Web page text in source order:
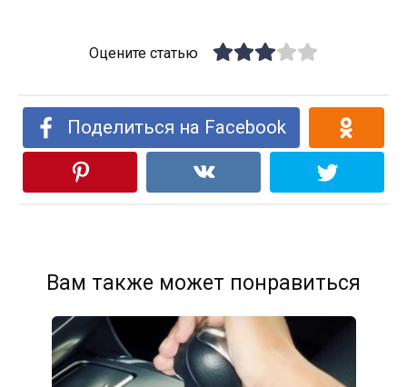
Оцените статью
Поделиться на Facebook
Вам также может понравиться